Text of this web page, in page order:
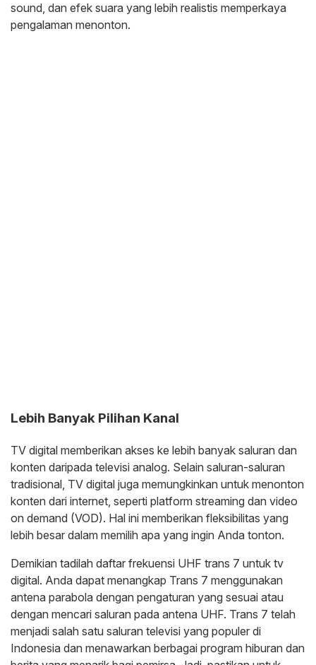
sound, dan efek suara yang lebih realistis memperkaya
pengalaman menonton.
Lebih Banyak Pilihan Kanal
TV digital memberikan akses ke lebih banyak saluran dan
konten daripada televisi analog. Selain saluran-saluran
tradisional, TV digital juga memungkinkan untuk menonton
konten dari internet, seperti platform streaming dan video
on demand (VOD). Hal ini memberikan fleksibilitas yang
lebih besar dalam memilih apa yang ingin Anda tonton.
Demikian tadilah daftar frekuensi UHF trans 7 untuk tv
digital. Anda dapat menangkap Trans 7 menggunakan
antena parabola dengan pengaturan yang sesuai atau
dengan mencari saluran pada antena UHF. Trans 7 telah
menjadi salah satu saluran televisi yang populer di
Indonesia dan menawarkan berbagai program hiburan dan